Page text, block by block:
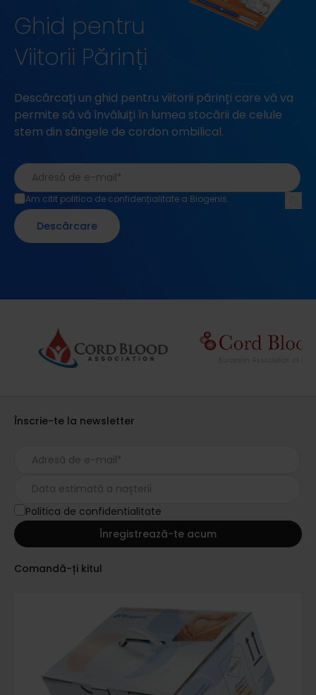
Ghid pentru
Viitorii Părinți
Descărcați un ghid pentru viitorii părinți care vă va
permite să vă învăluiți în lumea stocării de celule
stem din sângele de cordon ombilical.
Am citit politica de confidențialitate a Biogenis.
Descărcare
Comandă-ți kitul
Înscrie-te la newsletter
Politica de confidentialitate
Înregistrează-te acum